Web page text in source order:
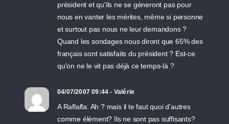
président et qu'ils ne se gèneront pas pour
nous en vanter les mérites, même si personne
et surtout pas nous ne leur demandons ?
Quand les sondages nous diront que 65% des
français sont satisfaits du président ? Est-ce
qu'on ne le vit pas déjà ce temps-là ?
04/07/2007 09:44 - Valérie
A Raflafla: Ah ? mais il te faut quoi d'autres
comme élément? Ils ne sont pas suffisants?